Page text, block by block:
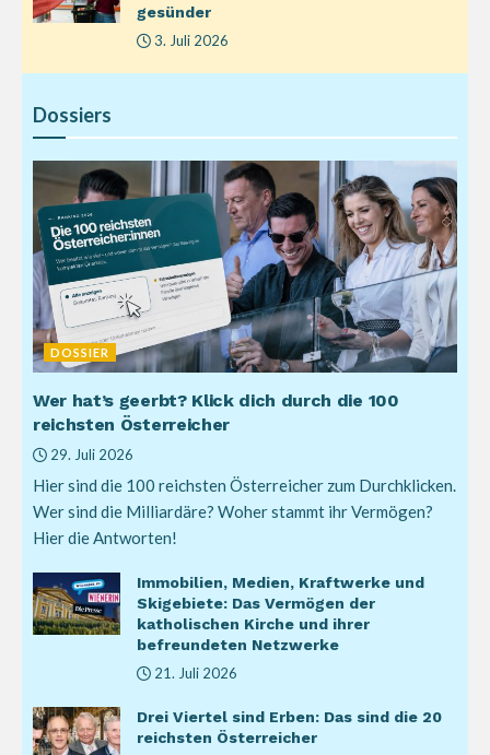
gesünder
3. Juli 2026
Dossiers
DOSSIER
Wer hat’s geerbt? Klick dich durch die 100
reichsten Österreicher
29. Juli 2026
Hier sind die 100 reichsten Österreicher zum Durchklicken.
Wer sind die Milliardäre? Woher stammt ihr Vermögen?
Hier die Antworten!
Immobilien, Medien, Kraftwerke und
Skigebiete: Das Vermögen der
katholischen Kirche und ihrer
befreundeten Netzwerke
21. Juli 2026
Drei Viertel sind Erben: Das sind die 20
reichsten Österreicher